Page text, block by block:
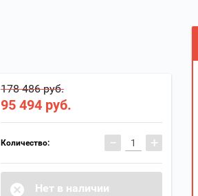
178 486 руб.
95 494 руб.
Количество: − +
Нет в наличии